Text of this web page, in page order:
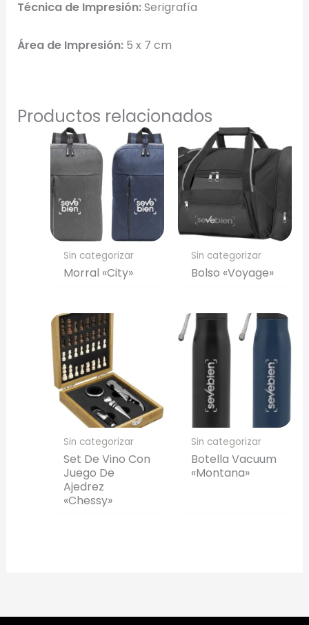
Marcado en un solo color plano (ideal serigrafía/grabado).
Generar Vista Previa con IA
Técnica de Impresión:Serigrafía
Área de Impresión:5 x 7 cm
Productos relacionados
Sin categorizar
Morral «City»
Sin categorizar
Bolso «Voyage»
Sin categorizar
Set De Vino Con
Juego De
Ajedrez
«Chessy»
Sin categorizar
Botella Vacuum
«Montana»